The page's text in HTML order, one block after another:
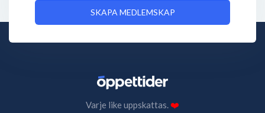
SKAPA MEDLEMSKAP
Varje like uppskattas.❤️